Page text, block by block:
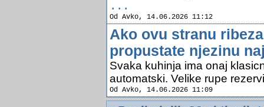
...
Od Avko, 14.06.2026 11:12
Ako ovu stranu
propustate njezinu
Svaka kuhinja ima onaj
automatski. Velike rupe
Od Avko, 14.06.2026 11:09